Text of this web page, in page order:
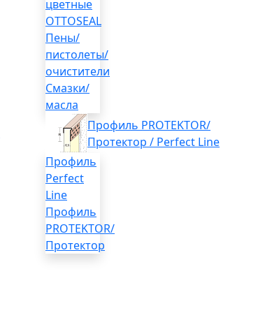
цветные
OTTOSEAL
Пены/
пистолеты/
очистители
Смазки/
масла
Профиль PROTEKTOR/
Протектор / Perfect Line
Профиль
Perfect
Line
Профиль
PROTEKTOR/
Протектор